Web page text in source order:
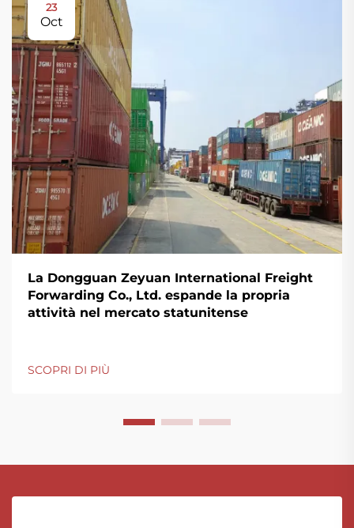
23
Oct
La Dongguan Zeyuan International Freight
Forwarding Co., Ltd. espande la propria
attività nel mercato statunitense
SCOPRI DI PIÙ